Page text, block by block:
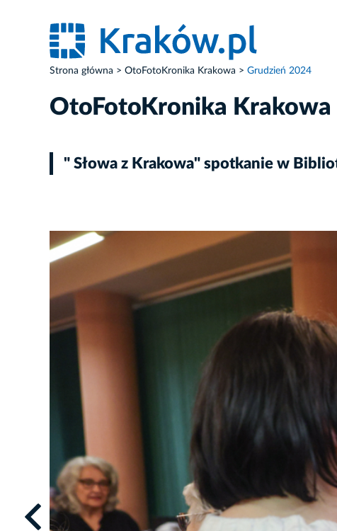
Strona główna OtoFotoKronika Krakowa Grudzień 2024
OtoFotoKronika Krakowa
" Słowa z Krakowa" spotkanie w